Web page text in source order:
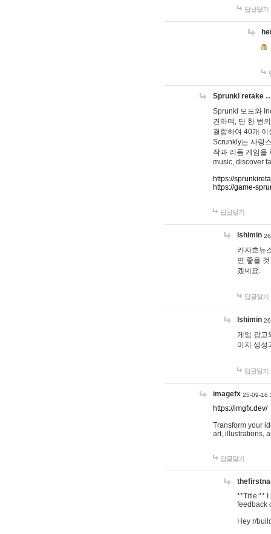
답글달기
Sprunki retake
Sprunki 모드와
견하며, 단 한 번
결합하여 40개
Scrunkly는 사랑
작과 리듬 게임을
music, discover
https://
https://game-
답글달기
lshimin
카자흐뉴
면 좋을
겠네요.
답글달기
lshimin
게임 광고
미지 생성
답글달기
imagefx 25-09-16
https://imgfx.dev/
Transform your
art, illustrations,
답글달기
**Title:** I
feedback
Hey r/